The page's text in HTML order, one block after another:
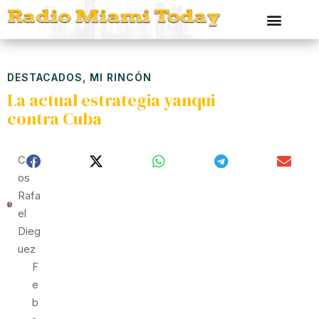
DESTACADOS MI RINCÓN
La actual estrategia yanqui
contra Cuba
Carl
Os
Rafa
El
Dieg
Uez
F
E
B